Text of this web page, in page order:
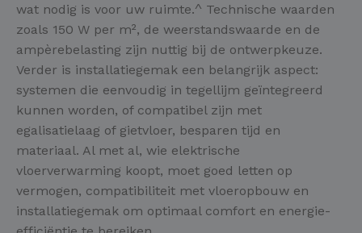
wat nodig is voor uw ruimte.^ Technische waarden
zoals 150 W per m², de weerstandswaarde en de
ampèrebelasting zijn nuttig bij de ontwerpkeuze.
Verder is installatiegemak een belangrijk aspect:
systemen die eenvoudig in tegellijm geïntegreerd
kunnen worden, of compatibel zijn met
egalisatielaag of gietvloer, besparen tijd en
materiaal. Al met al, wie elektrische
vloerverwarming koopt, moet goed letten op
vermogen, compatibiliteit met vloeropbouw en
installatiegemak om optimaal comfort en energie-